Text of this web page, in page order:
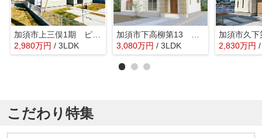
加須市上三俣1期 ピュアガーデン 新築戸建 全5棟 2号棟
2,980万円 / 3LDK
3,080万円 / 3LDK 2,830万円
こだわり特集